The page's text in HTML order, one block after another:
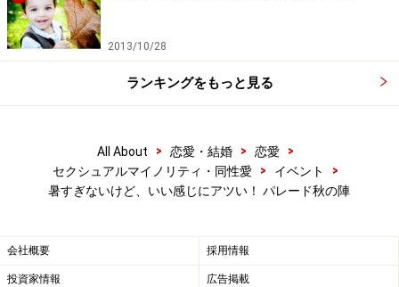
2013/10/28
ランキングをもっと見る
All About > 恋愛・結婚 > 恋愛
>
セクシュアルマイノリティ・同性愛
> イベント
>
暑すぎないけど、いい感じにアツい！ パレード秋の陣
会社概要 採用情報
投資家情報 広告掲載